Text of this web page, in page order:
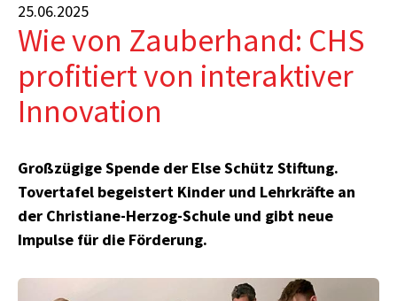
25.06.2025
Wie von Zauberhand: CHS
profitiert von interaktiver
Innovation
Großzügige Spende der Else Schütz Stiftung.
Tovertafel begeistert Kinder und Lehrkräfte an
der Christiane-Herzog-Schule und gibt neue
Impulse für die Förderung.